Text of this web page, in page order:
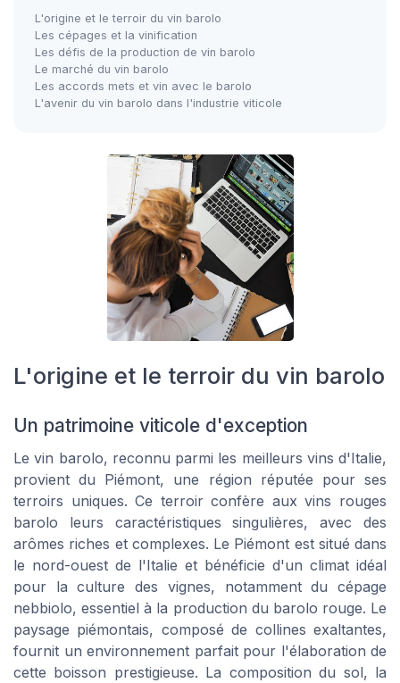
L'origine et le terroir du vin barolo
Les cépages et la vinification
Les défis de la production de vin barolo
Le marché du vin barolo
Les accords mets et vin avec le barolo
L'avenir du vin barolo dans l'industrie viticole
L'origine et le terroir du vin barolo
Un patrimoine viticole d'exception
Le vin barolo, reconnu parmi les meilleurs vins d'Italie,
provient du Piémont, une région réputée pour ses
terroirs uniques. Ce terroir confère aux vins rouges
barolo leurs caractéristiques singulières, avec des
arômes riches et complexes. Le Piémont est situé dans
le nord-ouest de l'Italie et bénéficie d'un climat idéal
pour la culture des vignes, notamment du cépage
nebbiolo, essentiel à la production du barolo rouge. Le
paysage piémontais, composé de collines exaltantes,
fournit un environnement parfait pour l'élaboration de
cette boisson prestigieuse. La composition du sol, la